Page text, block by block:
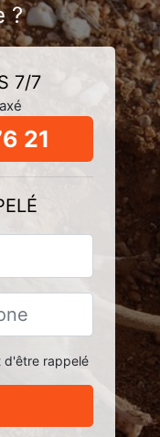
?
7/7
21
rappelé